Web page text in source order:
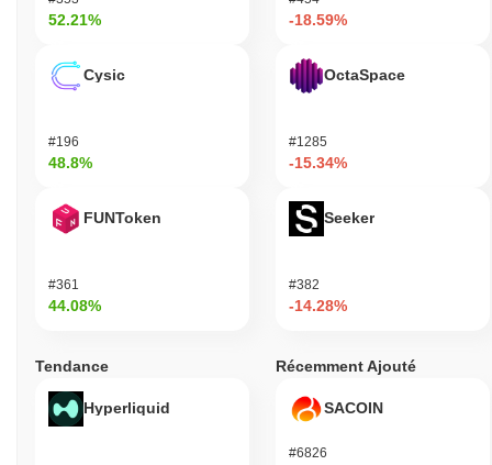
52.21%
Cysic
#196
48.8%
FUNToken
#361
44.08%
-18.59%
OctaSpace
#1285
-15.34%
Seeker
#382
-14.28%
Tendance
Hyperliquid
Récemment Ajouté
SACOIN
#6826